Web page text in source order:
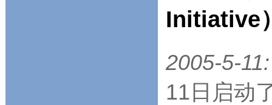
Initiative
2005-5-11:
11日启动